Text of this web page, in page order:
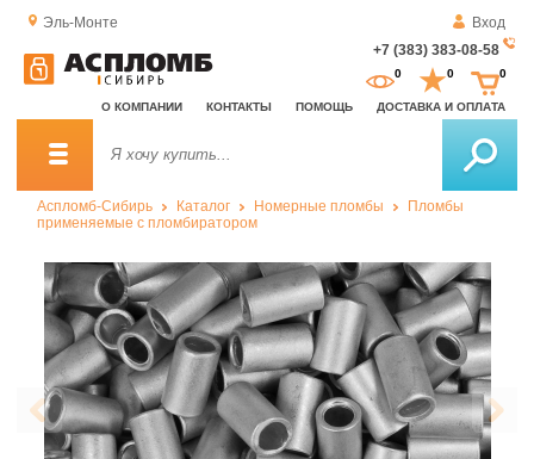
Эль-Монте
Вход
+7 (383) 383-08-58
О КОМПАНИИ КОНТАКТЫ ПОМОЩЬ ДОСТАВКА И ОПЛАТА
0 0 0
Аспломб-Сибирь Каталог Номерные пломбы
Пломбы
применяемые с пломбиратором